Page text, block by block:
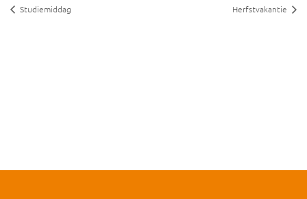
Studiemiddag Herfstvakantie